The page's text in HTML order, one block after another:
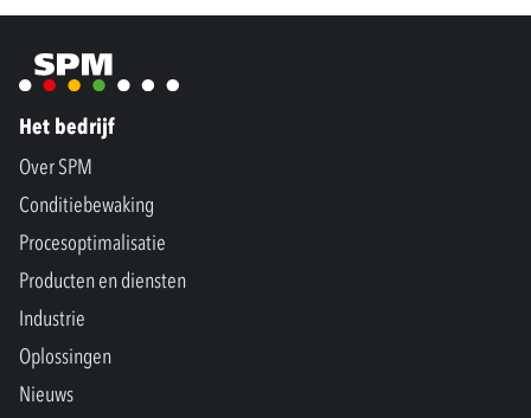
Het bedrijf
Over SPM
Conditiebewaking
Procesoptimalisatie
Producten en diensten
Industrie
Oplossingen
Nieuws